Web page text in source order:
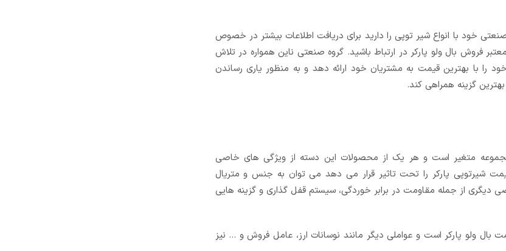
خود با انواع شیر توپی را دارید برای دریافت اطلاعات بیشتر در خصوص
فروش بال ولو پارکر در ارتباط باشید. گروه صنعتی ناین همواره در تلاش
را با بهترین قیمت به مشتریان خود ارائه دهد و به منظور یاری رساندن
گزینه همراهی کند.
متغیر است و هر یک از محصولات این دسته از ویژگی های خاصی
شیرتوپی پارکر را تحت تاثیر قرار می دهد می توان به جنس و متریال
دیگری از جمله مقاومت در برابر خوردگی، سیستم قفل گذاری و گزینه هایی
بال ولو پارکر است و عواملی دیگر مانند نوسانات ارز، عامل فروش و ... نیز